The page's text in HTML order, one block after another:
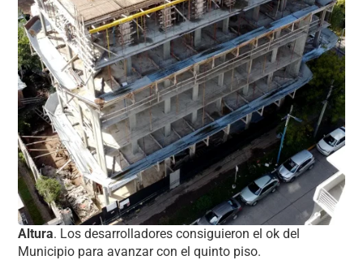
Altura. Los desarrolladores consiguieron el ok del
Municipio para avanzar con el quinto piso.